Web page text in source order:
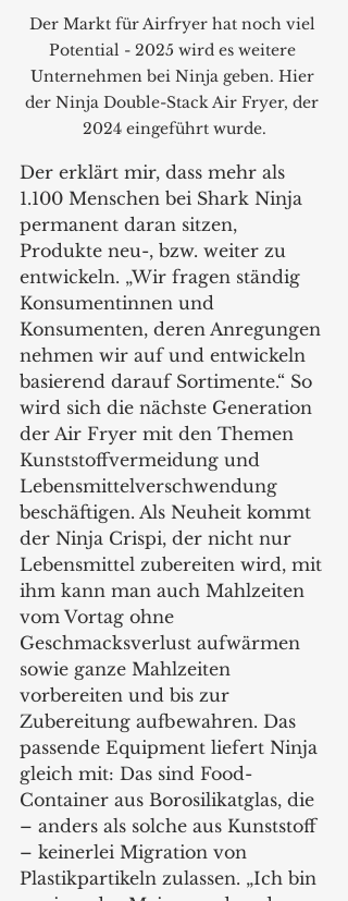
Der Markt für Airfryer hat noch viel
Potential - 2025 wird es weitere
Unternehmen bei Ninja geben. Hier
der Ninja Double-Stack Air Fryer, der
2024 eingeführt wurde.
Der erklärt mir, dass mehr als
1.100 Menschen bei Shark Ninja
permanent daran sitzen,
Produkte neu-, bzw. weiter zu
entwickeln. „Wir fragen ständig
Konsumentinnen und
Konsumenten, deren Anregungen
nehmen wir auf und entwickeln
basierend darauf Sortimente.“ So
wird sich die nächste Generation
der Air Fryer mit den Themen
Kunststoffvermeidung und
Lebensmittelverschwendung
beschäftigen. Als Neuheit kommt
der Ninja Crispi, der nicht nur
Lebensmittel zubereiten wird, mit
ihm kann man auch Mahlzeiten
vom Vortag ohne
Geschmacksverlust aufwärmen
sowie ganze Mahlzeiten
vorbereiten und bis zur
Zubereitung aufbewahren. Das
passende Equipment liefert Ninja
gleich mit: Das sind Food-
Container aus Borosilikatglas, die
– anders als solche aus Kunststoff
– keinerlei Migration von
Plastikpartikeln zulassen. „Ich bin